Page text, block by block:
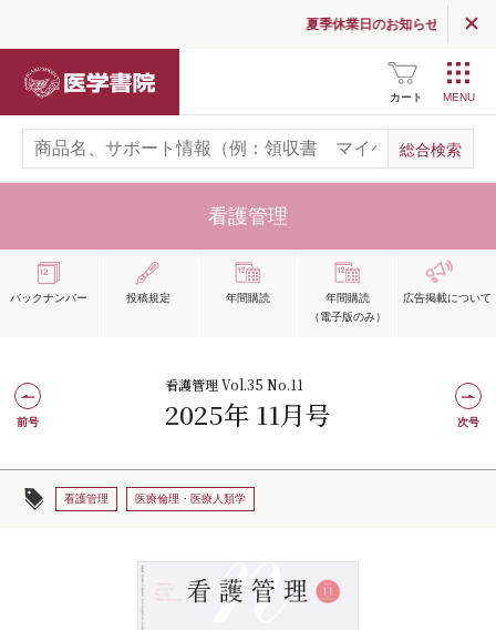
夏季休業日のお知らせ
カート
看護管理
バックナンバー 投稿規定 年間購読
年間購読
（電子版のみ）
広告掲載について
看護管理 Vol.35 No.11
2025年 11月号
前号 次号
看護管理 医療倫理・医療人類学